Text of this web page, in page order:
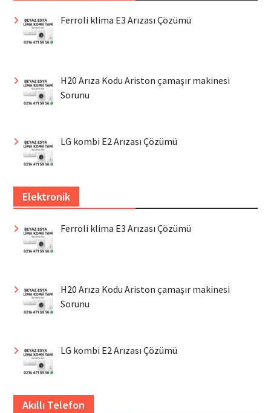
Ferroli klima E3 Arızası Çözümü
H20 Arıza Kodu Ariston çamaşır makinesi
Sorunu
LG kombi E2 Arızası Çözümü
Elektronik
Ferroli klima E3 Arızası Çözümü
H20 Arıza Kodu Ariston çamaşır makinesi
Sorunu
LG kombi E2 Arızası Çözümü
Akıllı Telefon